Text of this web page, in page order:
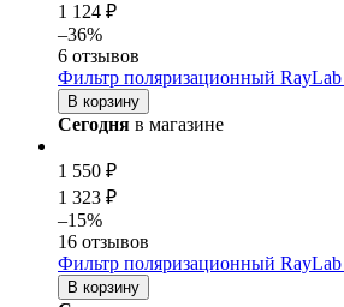
1 124 ₽
–36%
6 отзывов
Фильтр поляризационный
В корзину
Сегодня в магазине
1 550 ₽
1 323 ₽
–15%
16 отзывов
Фильтр поляризационный
В корзину